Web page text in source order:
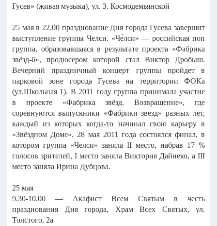
Гусев» (живая музыка), ул. З. Космодемьянской
25 мая в 22.00 празднование Дня города Гусева завершит
выступление группы Челси. «Че́лси» — российская поп
группа, образовавшаяся в результате проекта «Фабрика
звёзд-6», продюсером которой стал Виктор Дробыш.
Вечерний праздничный концерт группы пройдет в
парковой зоне города Гусева на территории ФОКа
(ул.Школьная 1). В 2011 году группа принимала участие
в проекте «Фабрика звёзд. Возвращение», где
соревнуются выпускники «Фабрики звезд» разных лет,
каждый из которых когда-то начинал свою карьеру в
«Звёздном Доме». 28 мая 2011 года состоялся финал, в
котором группа «Челси» заняла II место, набрав 17 %
голосов зрителей, I место заняла Виктория Дайнеко, а III
место заняла Ирина Дубцова.
25 мая
9.30-10.00 — Акафист Всем Святым в честь
празднования Дня города, Храм Всех Святых, ул.
Толстого, 2а